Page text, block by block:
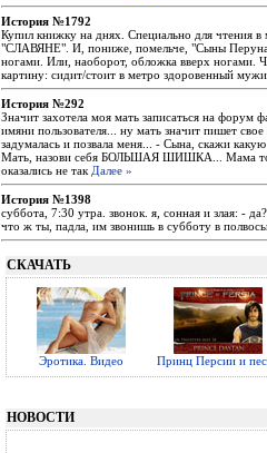
История №1792
Купил книжку на днях. Специально для чтения
"СЛАВЯНЕ". И, пониже, помельче, "Сыны
ногами. Или, наоборот, обложка вверх ногами.
картину: сидит/стоит в метро здоровенный
История №292
Значит захотела моя мать записаться на
имяни пользователя... ну мать значит пишет
задумалась и позвала меня... - Сына, скажи
Мать, назови себя БОЛЬШАЯ ШИШКА... Мама
оказались не так Далее »
История №1398
суббота, 7:30 утра. звонок. я, сонная и злая: -
что ж ты, падла, им звонишь в субботу в
СКАЧАТЬ
Эротика. Видео Принц Персии и
НОВОСТИ